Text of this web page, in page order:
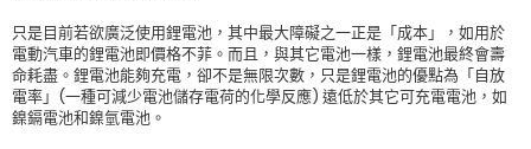
只是目前若欲廣泛使用鋰電池，其中最大障礙之一正是「成本」，如用於
電動汽車的鋰電池即價格不菲。而且，與其它電池一樣，鋰電池最終會壽
命耗盡。鋰電池能夠充電，卻不是無限次數，只是鋰電池的優點為「自放
電率」(一種可減少電池儲存電荷的化學反應) 遠低於其它可充電電池，如
鎳鎘電池和鎳氫電池。